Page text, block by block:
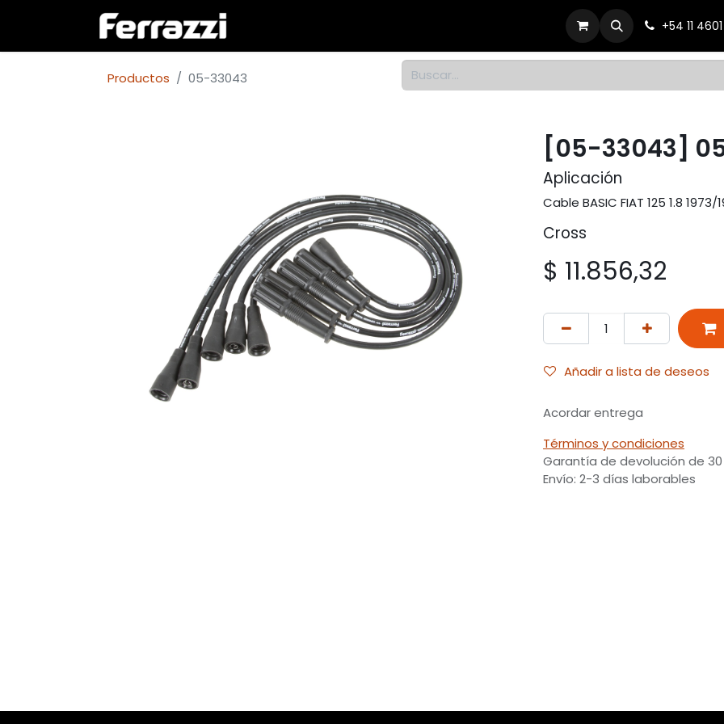
Contacto +54 11 4601
Productos 05-33043
[05-33043]
Aplicación
Cable BASIC FIAT 125 1.8 1973/
Cross
$ 11.856,32
Añadir a lista de deseos
Acordar entrega
Términos y condiciones
Garantía de devolución de
Envío: 2-3 días laborables